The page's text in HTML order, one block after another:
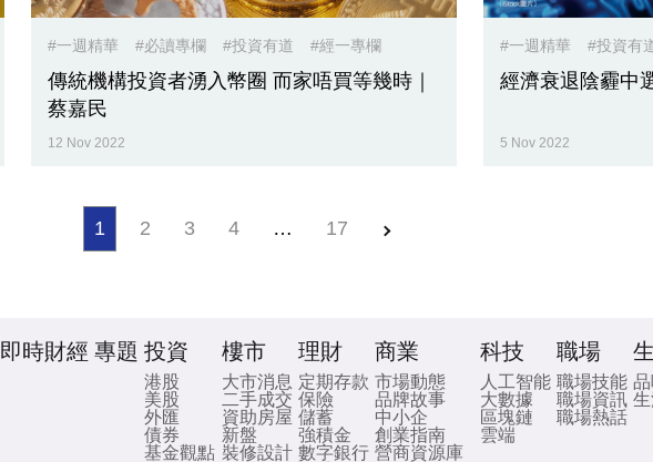
#一週精華 #必讀專欄 #投資有道 #經一專欄
傳統機構投資者湧入幣圈 而家唔買等幾時｜
蔡嘉民
12 Nov 2022
#一週精華 #投資有
經濟衰退陰霾中
5 Nov 2022
1 2 3 4 … 17
即時財經 專題 投資
港股
美股
外匯
債券
基金觀點
樓市
大市消息
二手成交
資助房屋
新盤
裝修設計
理財
定期存款
保險
儲蓄
強積金
數字銀行
商業
市場動態
品牌故事
中小企
創業指南
營商資源庫
科技
人工智能
大數據
區塊鏈
雲端
職場
職場技能
職場資訊
職場熱話